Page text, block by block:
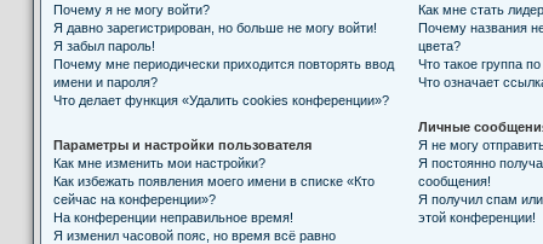
Почему я не могу войти?
Я давно зарегистрирован, но больше не могу войти!
Я забыл пароль!
Почему мне периодически приходится повторять ввод
имени и пароля?
Что делает функция «Удалить cookies конференции»?
Параметры и настройки пользователя
Как мне изменить мои настройки?
Как избежать появления моего имени в списке «Кто
сейчас на конференции»?
На конференции неправильное время!
Я изменил часовой пояс, но время всё равно
Как мне стать
Почему названия
цвета?
Что такое группа
Что означает
Личные
Я не могу
Я постоянно
сообщения!
Я получил спам или
этой конференции!